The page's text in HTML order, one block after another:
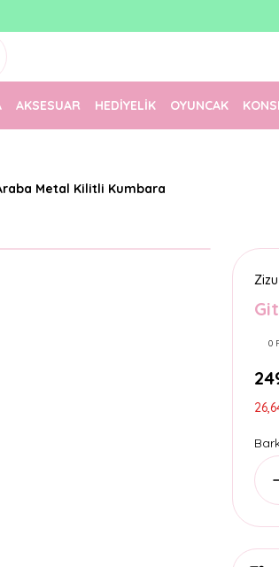
1500 TL Üzeri Ücretsiz
AKSESUAR HEDİYELİK OYUNCAK
Metal Kilitli Kumbara
Zizu
0